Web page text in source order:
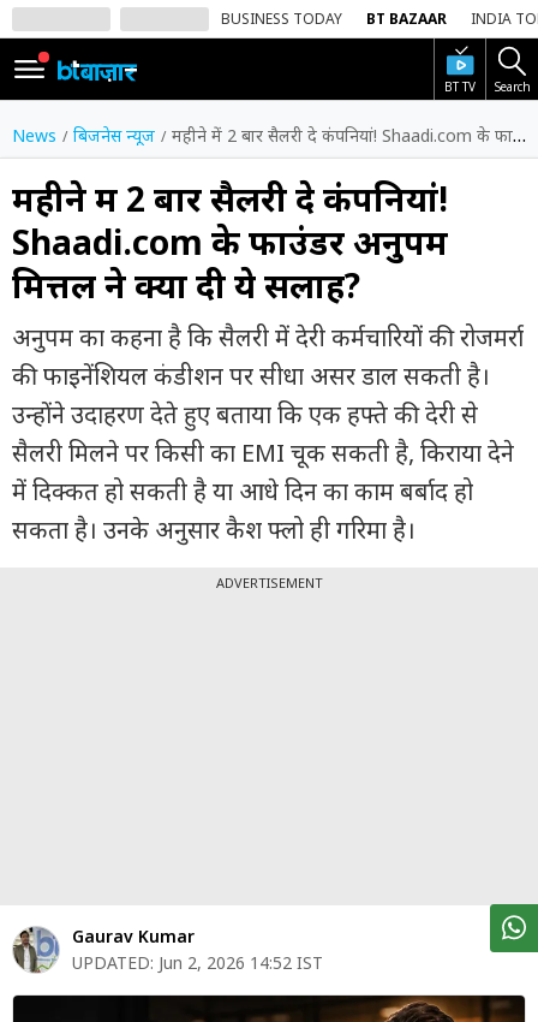
BUSINESS TODAY BT BAZAAR INDIA
BT TV Search
SIGN
IN
Dark
Mode
होम
शेयर
वीडियो
ट्रेंडिंग
बिजनेस
न्यूज
पर्सनल
ट्रेंडिंग
बिजनेस
News बिजनेस न्यूज महीने में 2 बार सैलरी दे कंपनियां! Shaadi.com के फाउंडर अनुपम मित्तल ने क्यों दी ये सलाह?
महीने में 2 बार सैलरी दे कंपनियां!
Shaadi.com के फाउंडर अनुपम
मित्तल ने क्यों दी ये सलाह?
अनुपम का कहना है कि सैलरी में देरी कर्मचारियों की रोजमर्रा
की फाइनेंशियल कंडीशन पर सीधा असर डाल सकती है।
उन्होंने उदाहरण देते हुए बताया कि एक हफ्ते की देरी से
सैलरी मिलने पर किसी का EMI चूक सकती है, किराया देने
में दिक्कत हो सकती है या आधे दिन का काम बर्बाद हो
सकता है। उनके अनुसार कैश फ्लो ही गरिमा है।
ADVERTISEMENT
Gaurav Kumar
UPDATED: Jun 2, 2026 14:52 IST